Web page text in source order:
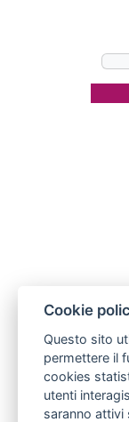
Cookie
Questo sito
permettere il
cookies
utenti
saranno attivi